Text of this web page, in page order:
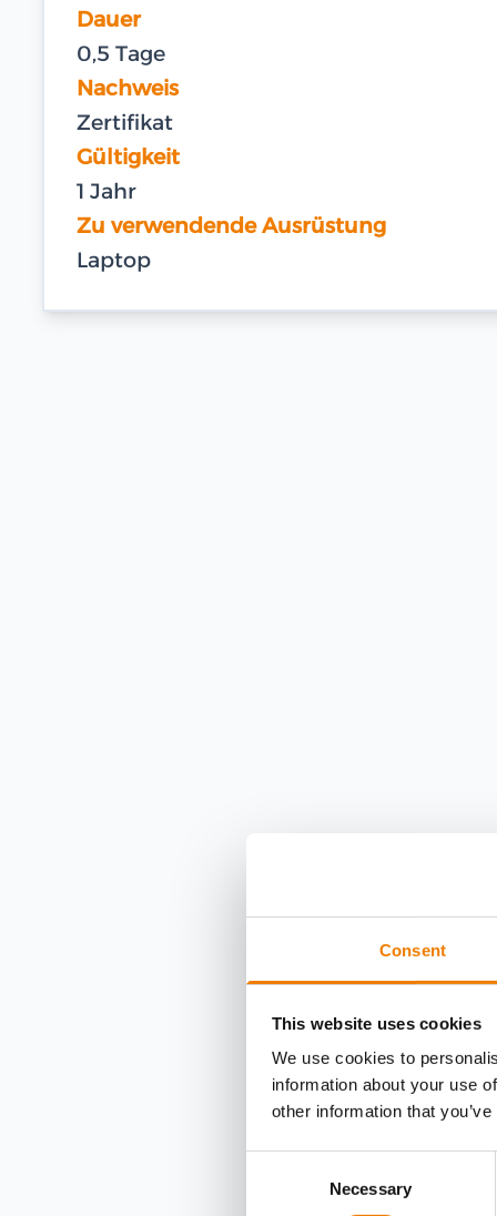
Consent
This website uses cookies
We use cookies to
information about your use
other information that
Necessary
Dauer
0,5 Tage
Nachweis
Zertifikat
Gültigkeit
1 Jahr
Zu verwendende Ausrüstung
Laptop